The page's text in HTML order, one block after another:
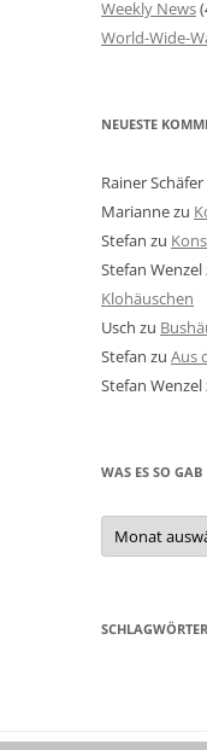
Weekly News
World-Wide-
NEUESTE
Rainer Schäfer
Mariannezu
Stefan zu
Stefan Wenzel
Klohäuschen
Usch zu
Stefan zu Aus
Stefan Wenzel
WAS ES SO GAB
Was
es
so
SCHLAGWÖRTER